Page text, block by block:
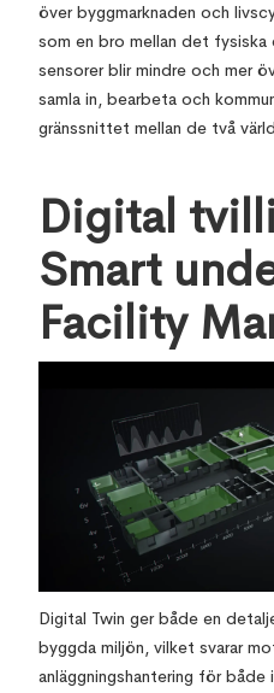
över byggmarknaden och
som en bro mellan det
sensorer blir mindre och mer
samla in, bearbeta och
gränssnittet mellan de två
Digital
Smart
Facility
Digital Twin ger både en
byggda miljön, vilket svarar
anläggningshantering för både